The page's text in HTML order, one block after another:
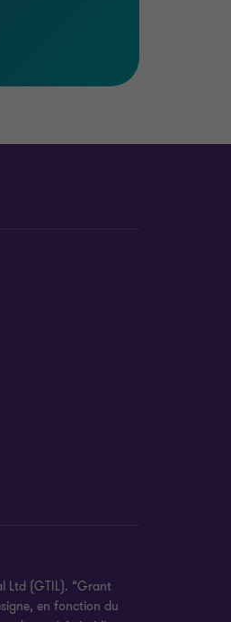
Ltd (GTIL). “Grant
en fonction du